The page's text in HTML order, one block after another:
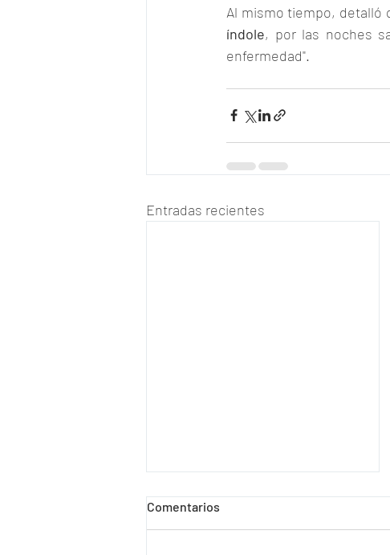
Al mismo tiempo,
índole, por las noches
enfermedad".
Entradas recientes
Comentarios